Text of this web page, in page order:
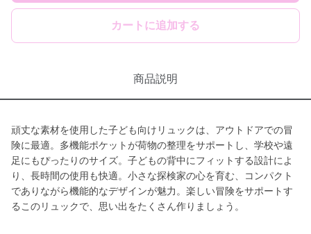
カートに追加する
商品説明
頑丈な素材を使用した子ども向けリュックは、アウトドアでの冒
険に最適。多機能ポケットが荷物の整理をサポートし、学校や遠
足にもぴったりのサイズ。子どもの背中にフィットする設計によ
り、長時間の使用も快適。小さな探検家の心を育む、コンパクト
でありながら機能的なデザインが魅力。楽しい冒険をサポートす
るこのリュックで、思い出をたくさん作りましょう。